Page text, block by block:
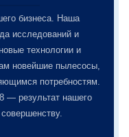
бизнеса. Наша
исследований и
технологии и
новейшие пылесосы,
потребностям.
— результат нашего